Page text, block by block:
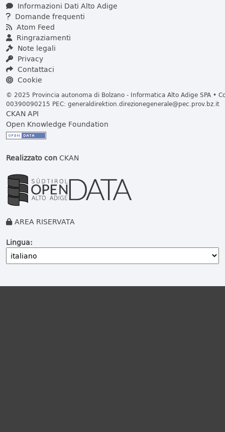
Informazioni Dati Alto Adige
Domande frequenti
Atom Feed
Ringraziamenti
Note legali
Privacy
Contattaci
Cookie
© 2025 Provincia autonoma di Bolzano - Informatica Alto Adige SPA •
00390090215 PEC: generaldirektion.direzionegenerale@pec.prov.bz.it
CKAN API
Open Knowledge Foundation
Realizzato conCKAN
AREA RISERVATA
Lingua